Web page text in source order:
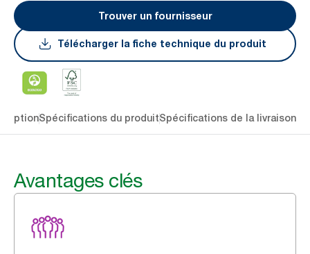
Trouver un fournisseur
Télécharger la fiche technique du produit
Spécifications du produitSpécifications de la livraison
Avantages clés